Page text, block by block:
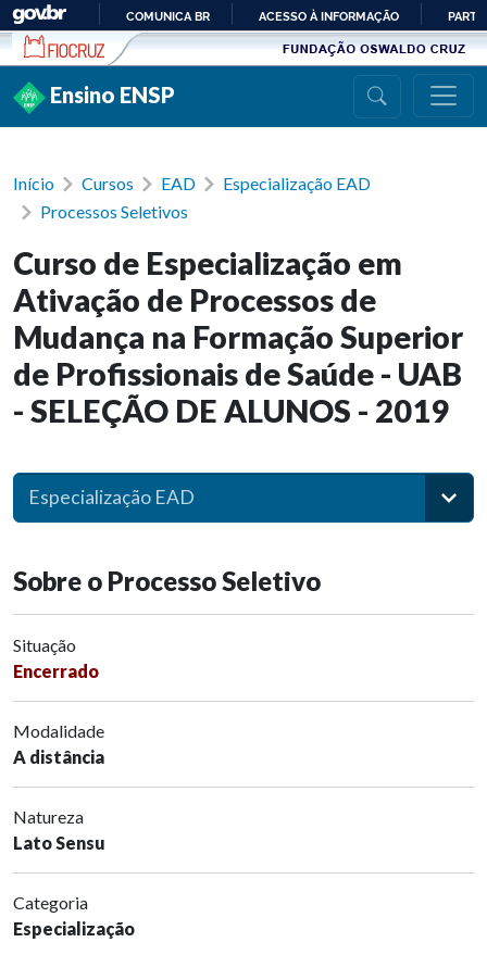
Ir para conteúdo
PARA
COMUNICA BR ACESSO À INFORMAÇÃO
Ensino ENSP
Início Cursos EAD
Especialização EAD
Processos Seletivos
Curso de Especialização em
Ativação de Processos de
Mudança na Formação Superior
de Profissionais de Saúde - UAB
- SELEÇÃO DE ALUNOS - 2019
Especialização EAD
Sobre o Processo Seletivo
Situação
Encerrado
Modalidade
A distância
Natureza
Lato Sensu
Categoria
Especialização